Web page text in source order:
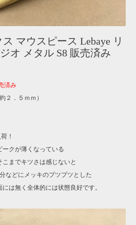
マウスピース Lebaye リ
オ メタル S8 販売済み
済み
２．５ｍｍ）
！
ークが薄くなっている
までキツさは感じないと
などにメッキのプツプツとした
は無く全体的には状態良好です。